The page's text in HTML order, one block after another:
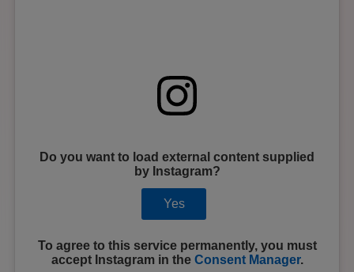
Do you want to load external content supplied
by Instagram?
Yes
To agree to this service permanently, you must
accept Instagramin the Consent Manager.